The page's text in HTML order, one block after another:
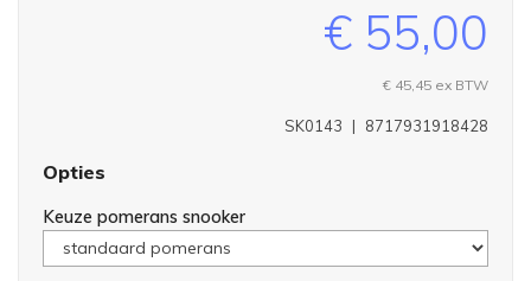
€ 55,00
€ 45,45 ex BTW
8717931918428
|
SK0143
Opties
Keuze pomerans snooker